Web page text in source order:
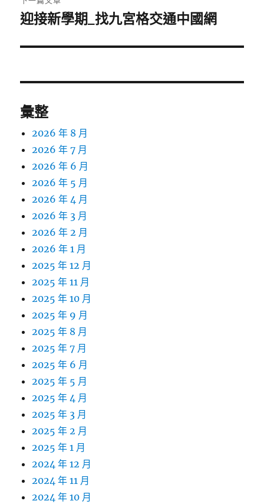
下
篇
章:
迎接新學期_找九宮格交通中國網
彙整
2026 年 8 月
2026 年 7 月
2026 年 6 月
2026 年 5 月
2026 年 4 月
2026 年 3 月
2026 年 2 月
2026 年 1 月
2025 年 12 月
2025 年 11 月
2025 年 10 月
2025 年 9 月
2025 年 8 月
2025 年 7 月
2025 年 6 月
2025 年 5 月
2025 年 4 月
2025 年 3 月
2025 年 2 月
2025 年 1 月
2024 年 12 月
2024 年 11 月
2024 年 10 月